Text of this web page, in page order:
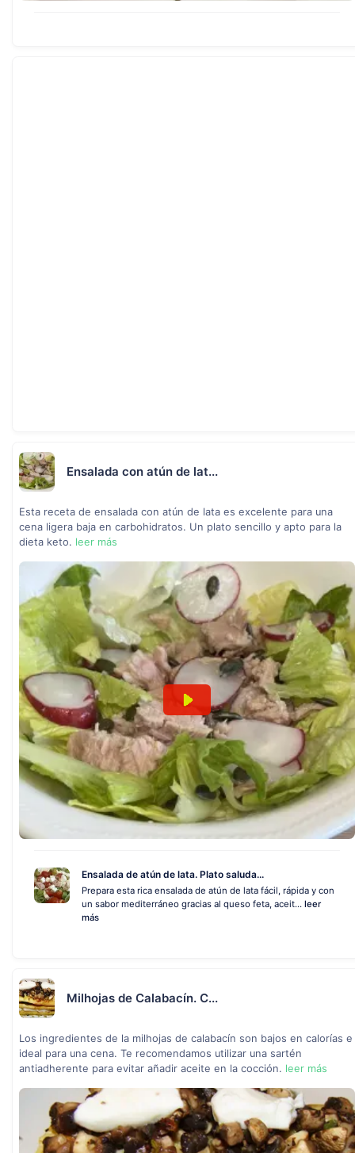
Ensalada con atún de lat...
Esta receta de ensalada con atún de lata es excelente para una
cena ligera baja en carbohidratos. Un plato sencillo y apto para la
dieta keto. leer más
Ensalada de atún de lata. Plato saluda...
Prepara esta rica ensalada de atún de lata fácil, rápida y con
un sabor mediterráneo gracias al queso feta, aceit... leer
más
Milhojas de Calabacín. C...
Los ingredientes de la milhojas de calabacín son bajos en calorías e
ideal para una cena. Te recomendamos utilizar una sartén
antiadherente para evitar añadir aceite en la cocción. leer más